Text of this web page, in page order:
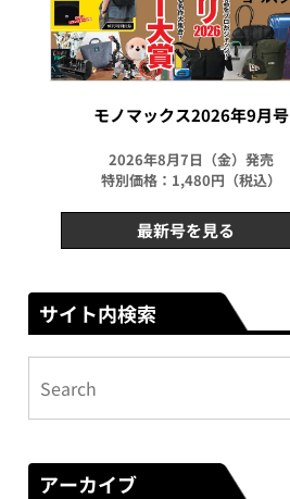
モノマックス2026年9月号
2026年8月7日（金）発売
特別価格：1,480円（税込）
最新号を見る
サイト内検索
アーカイブ